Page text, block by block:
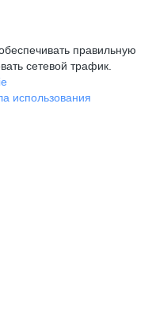
правильную
сетевой трафик.
использования